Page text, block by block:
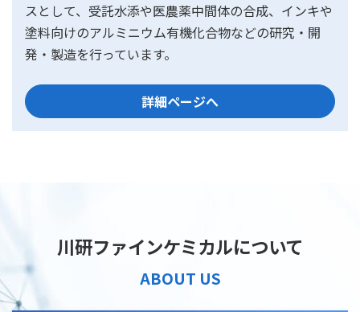
スとして、受託水添や医農薬中間体の合成、インキや
塗料向けのアルミニウム有機化合物などの研究・開
発・製造を行っています。
詳細ページへ
川研ファインケミカルについて
ABOUT US